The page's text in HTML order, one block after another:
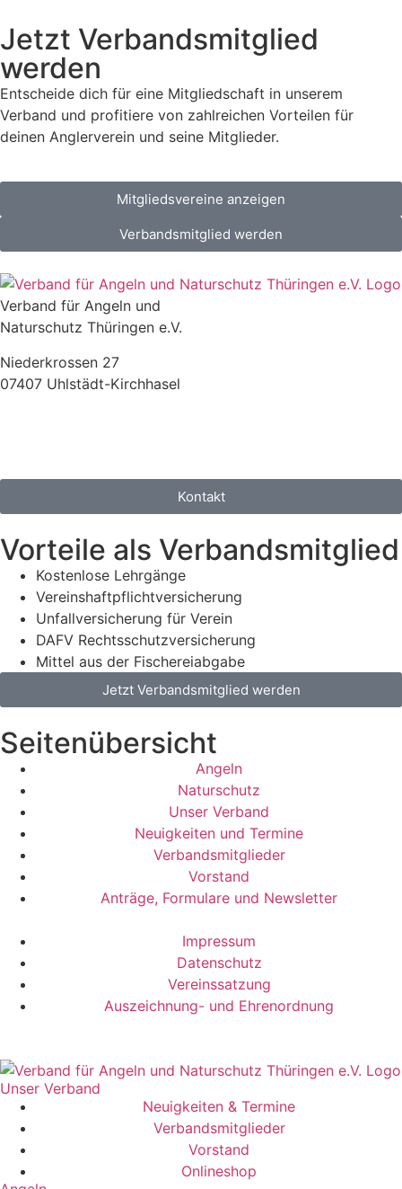
Jetzt Verbandsmitglied
werden
Entscheide dich für eine Mitgliedschaft in unserem
Verband und profitiere von zahlreichen Vorteilen für
deinen Anglerverein und seine Mitglieder.
Mitgliedsvereine anzeigen
Verbandsmitglied werden
Verband für Angeln und
Naturschutz Thüringen e.V.
Niederkrossen 27
07407 Uhlstädt-Kirchhasel
Kontakt
Vorteile als Verbandsmitglied
Kostenlose Lehrgänge
Vereinshaftpflichtversicherung
Unfallversicherung für Verein
DAFV Rechtsschutzversicherung
Mittel aus der Fischereiabgabe
Jetzt Verbandsmitglied werden
Seitenübersicht
Angeln
Naturschutz
Unser Verband
Neuigkeiten und Termine
Verbandsmitglieder
Vorstand
Anträge, Formulare und Newsletter
Impressum
Datenschutz
Vereinssatzung
Auszeichnung- und Ehrenordnung
Unser Verband
Neuigkeiten & Termine
Verbandsmitglieder
Vorstand
Onlineshop